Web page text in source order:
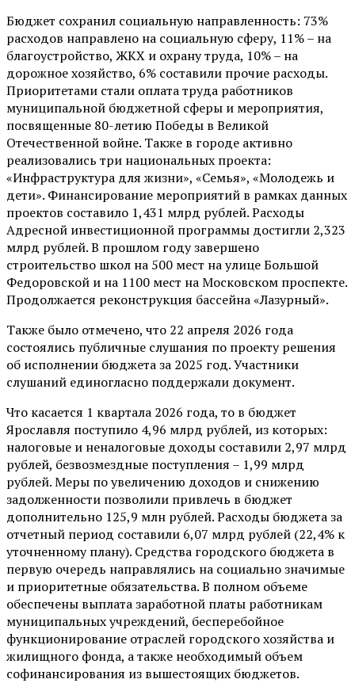
Бюджет сохранил социальную направленность: 73%
расходов направлено на социальную сферу, 11% – на
благоустройство, ЖКХ и охрану труда, 10% – на
дорожное хозяйство, 6% составили прочие расходы.
Приоритетами стали оплата труда работников
муниципальной бюджетной сферы и мероприятия,
посвященные 80-летию Победы в Великой
Отечественной войне. Также в городе активно
реализовались три национальных проекта:
«Инфраструктура для жизни», «Семья», «Молодежь и
дети». Финансирование мероприятий в рамках данных
проектов составило 1,431 млрд рублей. Расходы
Адресной инвестиционной программы достигли 2,323
млрд рублей. В прошлом году завершено
строительство школ на 500 мест на улице Большой
Федоровской и на 1100 мест на Московском проспекте.
Продолжается реконструкция бассейна «Лазурный».
Также было отмечено, что 22 апреля 2026 года
состоялись публичные слушания по проекту решения
об исполнении бюджета за 2025 год. Участники
слушаний единогласно поддержали документ.
Что касается 1 квартала 2026 года, то в бюджет
Ярославля поступило 4,96 млрд рублей, из которых:
налоговые и неналоговые доходы составили 2,97 млрд
рублей, безвозмездные поступления – 1,99 млрд
рублей. Меры по увеличению доходов и снижению
задолженности позволили привлечь в бюджет
дополнительно 125,9 млн рублей. Расходы бюджета за
отчетный период составили 6,07 млрд рублей (22,4% к
уточненному плану). Средства городского бюджета в
первую очередь направлялись на социально значимые
и приоритетные обязательства. В полном объеме
обеспечены выплата заработной платы работникам
муниципальных учреждений, бесперебойное
функционирование отраслей городского хозяйства и
жилищного фонда, а также необходимый объем
софинансирования из вышестоящих бюджетов.